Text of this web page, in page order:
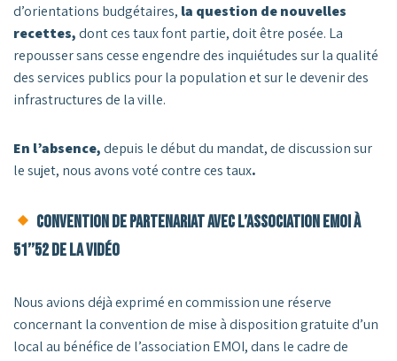
d’orientations budgétaires, la question de nouvelles
recettes,dont ces taux font partie, doit être posée. La
repousser sans cesse engendre des inquiétudes sur la qualité
des services publics pour la population et sur le devenir des
infrastructures de la ville.
En l’absence,depuis le début du mandat, de discussion sur
le sujet, nous avons voté contre ces taux.
Convention de partenariat avec l’association EMOI à
51’’52 de la vidéo
Nous avions déjà exprimé en commission une réserve
concernant la convention de mise à disposition gratuite d’un
local au bénéfice de l’association EMOI, dans le cadre de